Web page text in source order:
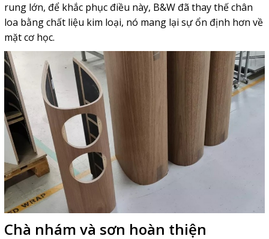
rung lớn, để khắc phục điều này, B&W đã thay thế chân
loa bằng chất liệu kim loại, nó mang lại sự ổn định hơn về
mặt cơ học.
Chà nhám và sơn hoàn thiện